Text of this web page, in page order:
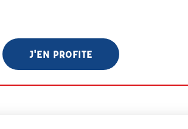
J'EN PROFITE